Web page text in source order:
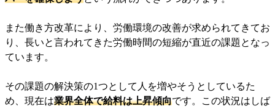
また働き方改革により、労働環境の改善が求められてきてお
り、長いと言われてきた労働時間の短縮が直近の課題となっ
ています。
その課題の解決策の1つとして人を増やそうとしているた
め、現在は業界全体で給料は上昇傾向です。この状況はしば